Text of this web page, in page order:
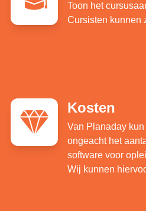
Toon het
Cursisten kunnen
Kosten
Van Planaday
ongeacht het
software voor
Wij kunnen